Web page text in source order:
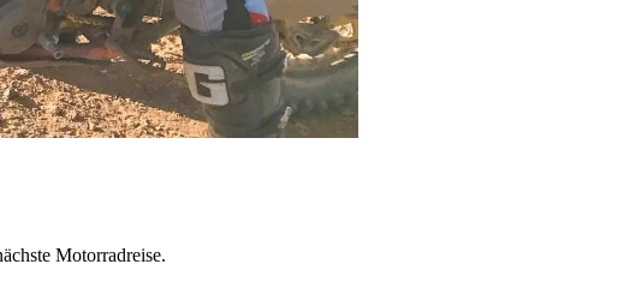
Motorradreise.